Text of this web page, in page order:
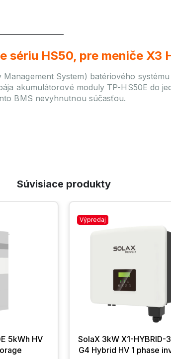
sériu HS50, pre meniče X3
System) batériového
akumulátorové moduly TP-HS50E do
BMS nevyhnutnou súčasťou.
Súvisiace produkty
5kWh HV
Výpredaj
SolaX 3kW X1-HYBRID-
G4 Hybrid HV 1 phase